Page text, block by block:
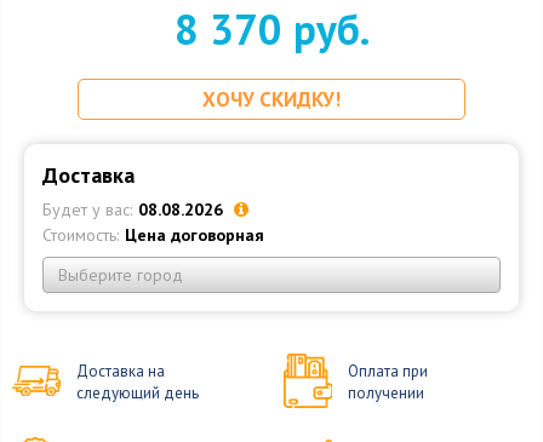
8 370 руб.
ХОЧУ СКИДКУ!
Доставка
Будет у вас: 08.08.2026
Стоимость: Цена договорная
Выберите город
Доставка на
следующий день
Оплата при
получении